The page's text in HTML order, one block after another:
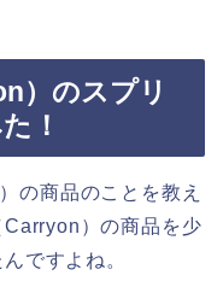
）のスプリ
！
の商品のことを教え
）の商品を少
ですよね。